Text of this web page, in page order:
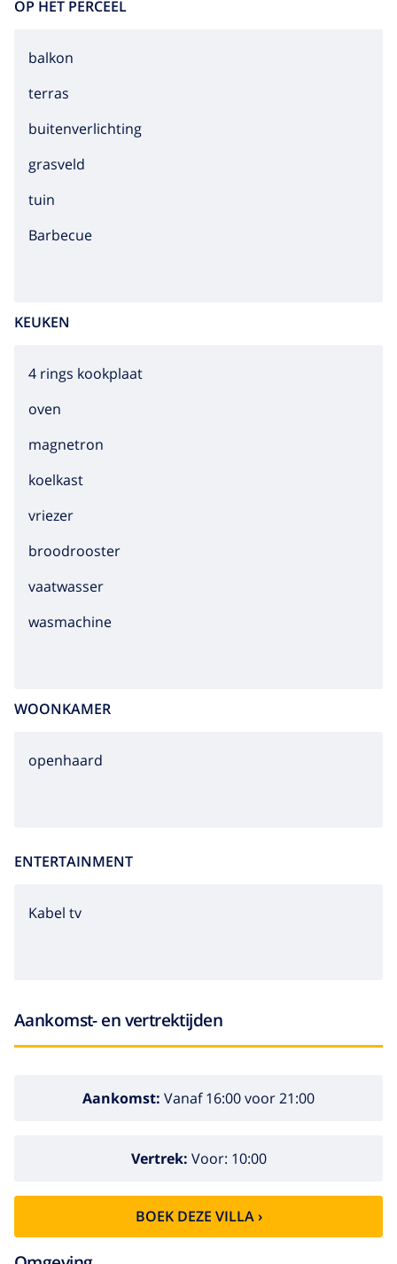
OP HET PERCEEL
balkon
terras
buitenverlichting
grasveld
tuin
barbecue
KEUKEN
4 rings kookplaat
oven
magnetron
koelkast
vriezer
broodrooster
vaatwasser
wasmachine
WOONKAMER
openhaard
ENTERTAINMENT
Kabel tv
Aankomst- en vertrektijden
Aankomst: Vanaf 16:00 voor 21:00
Vertrek: Voor: 10:00
BOEK DEZE VILLA ›